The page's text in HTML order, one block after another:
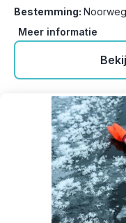
Bestemming:
Meer informatie